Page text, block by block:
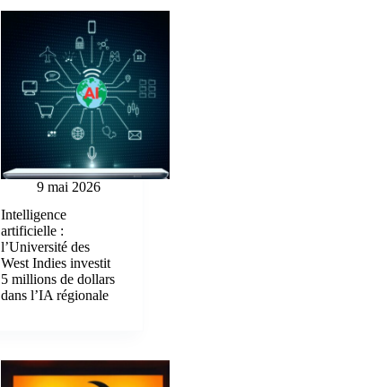
9 mai 2026
Intelligence
artificielle :
l’Université des
West Indies investit
5 millions de dollars
dans l’IA régionale